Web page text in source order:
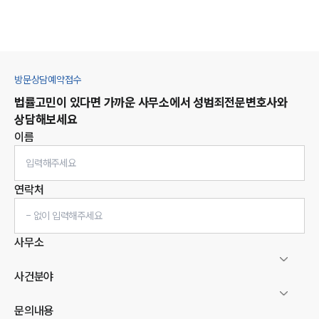
방문상담예약접수
법률고민이 있다면 가까운 사무소에서 성범죄전문변호사와
상담해보세요
이름
연락처
사무소
사건분야
문의내용